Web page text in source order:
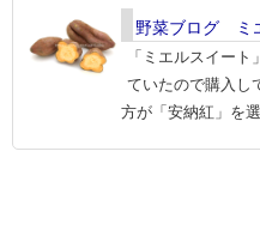
野菜ブログ ミ
「ミエルスイー
ていたので購入し
方が「安納紅」を